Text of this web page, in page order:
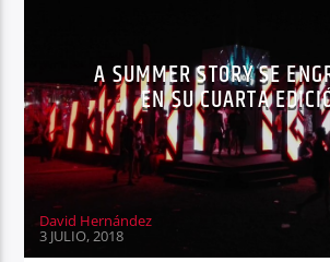
Center Waves
A SUMMER STORY SE
EN SU CUARTA
David Hernández
3 JULIO, 2018